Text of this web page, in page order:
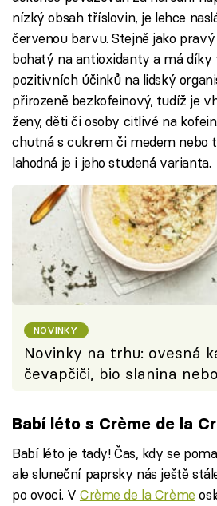
nízký obsah tříslovin, je lehce
červenou barvu. Stejně jako
bohatý na antioxidanty a má díky
pozitivních účinků na lidský
přirozeně bezkofeinový, tudíž je
ženy, děti či osoby citlivé na
chutná s cukrem či medem nebo
lahodná je i jeho studená varianta.
NOVINKY
Novinky na trhu: ovesná
čevapčiči, bio slanina
Babí léto s Crème de la
Babí léto je tady! Čas, kdy se
ale sluneční paprsky nás ještě
po ovoci. V Crème de la Crème